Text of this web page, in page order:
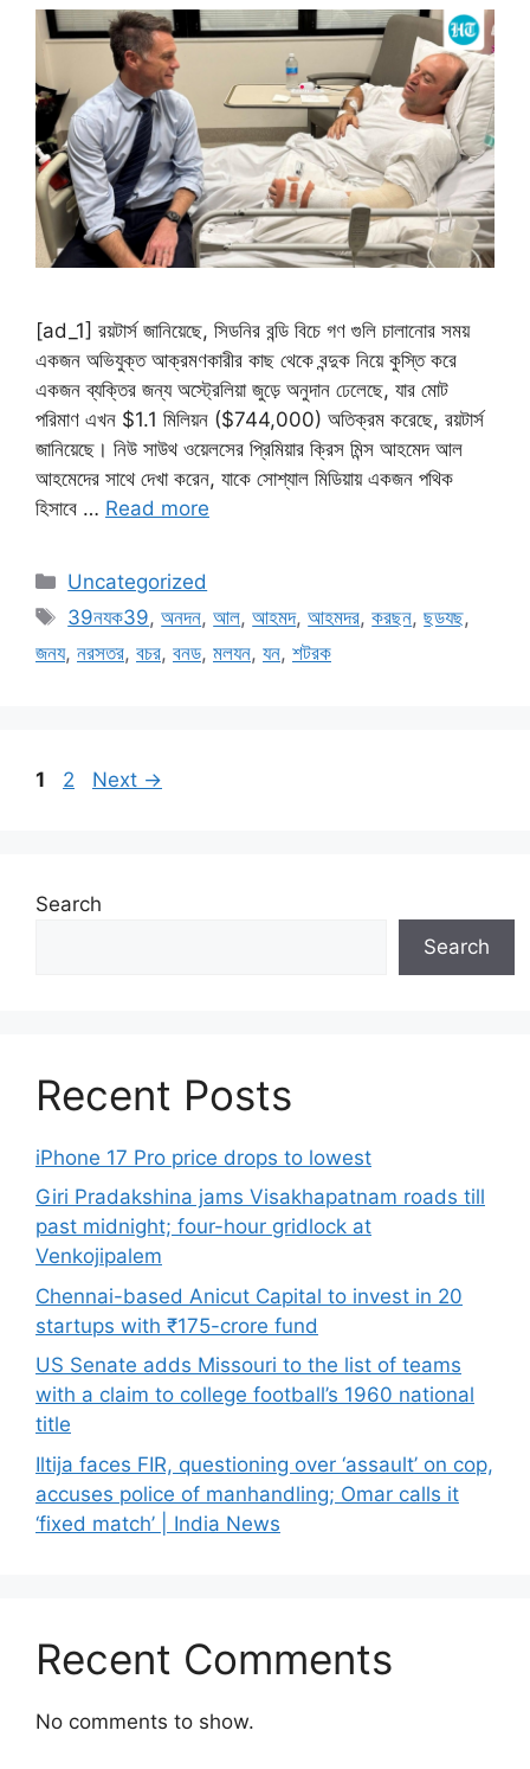
[ad_1] রয়টার্স জানিয়েছে, সিডনির বন্ডি বিচে গণ গুলি চালানোর সময়
একজন অভিযুক্ত আক্রমণকারীর কাছ থেকে বন্দুক নিয়ে কুস্তি করে
একজন ব্যক্তির জন্য অস্ট্রেলিয়া জুড়ে অনুদান ঢেলেছে, যার মোট
পরিমাণ এখন $1.1 মিলিয়ন ($744,000) অতিক্রম করেছে, রয়টার্স
জানিয়েছে। নিউ সাউথ ওয়েলসের প্রিমিয়ার ক্রিস মিন্স আহমেদ আল
আহমেদের সাথে দেখা করেন, যাকে সোশ্যাল মিডিয়ায় একজন পথিক
হিসাবে … Read more
Categories
Uncategorized
Tags
39নযক39,অনদন,আল,আহমদ,আহমদর,করছন,ছডযছ,
জনয, নরসতর, বচর, বনড, মলযন, যন, শটরক
Page
1 Page
2 Next →
Search
Search
Recent Posts
iPhone 17 Pro price drops to lowest
Giri Pradakshina jams Visakhapatnam roads till
past midnight; four-hour gridlock at
Venkojipalem
Chennai-based Anicut Capital to invest in 20
startups with ₹175-crore fund
US Senate adds Missouri to the list of teams
with a claim to college football’s 1960 national
title
Iltija faces FIR, questioning over ‘assault’ on cop,
accuses police of manhandling; Omar calls it
‘fixed match’ | India News
Recent Comments
No comments to show.